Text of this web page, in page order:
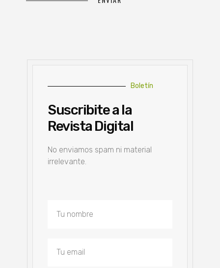
Boletín
Suscribite a la
Revista Digital
No enviamos spam ni material
irrelevante.